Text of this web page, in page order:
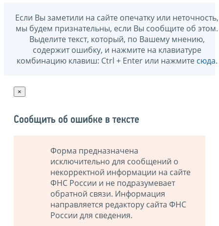
Если Вы заметили на сайте опечатку или неточность,
мы будем признательны, если Вы сообщите об этом.
Выделите текст, который, по Вашему мнению,
содержит ошибку, и нажмите на клавиатуре
комбинацию клавиш: Ctrl + Enter или нажмите сюда.
×
Сообщить об ошибке в тексте
Форма предназначена
исключительно для сообщений о
некорректной информации на сайте
ФНС России и не подразумевает
обратной связи. Информация
направляется редактору сайта ФНС
России для сведения.